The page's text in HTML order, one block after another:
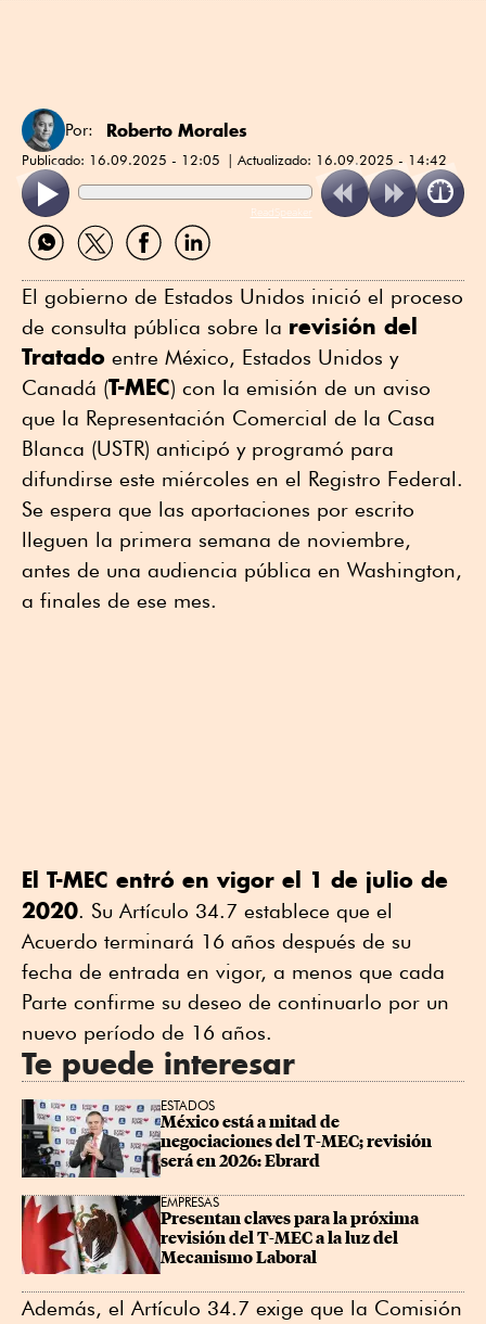
Por: Roberto Morales
Publicado: 16.09.2025 - 12:05 Actualizado: 16.09.2025 - 14:42
ReadSpeaker
Compartir
por
Compartir
por
Compartir
por
Compartir
por
El gobierno de Estados Unidos inició el proceso
de consulta pública sobre la revisión del
Tratado entre México, Estados Unidos y
Canadá (T-MEC) con la emisión de un aviso
que la Representación Comercial de la Casa
Blanca (USTR) anticipó y programó para
difundirse este miércoles en el Registro Federal.
Se espera que las aportaciones por escrito
lleguen la primera semana de noviembre,
antes de una audiencia pública en Washington,
a finales de ese mes.
El T-MEC entró en vigor el 1 de julio de
2020. Su Artículo 34.7 establece que el
Acuerdo terminará 16 años después de su
fecha de entrada en vigor, a menos que cada
Parte confirme su deseo de continuarlo por un
nuevo período de 16 años.
Te puede interesar
ESTADOS
México está a mitad de
negociaciones del T-MEC; revisión
será en 2026: Ebrard
EMPRESAS
Presentan claves para la próxima
revisión del T-MEC a la luz del
Mecanismo Laboral
Además, el Artículo 34.7 exige que la Comisión